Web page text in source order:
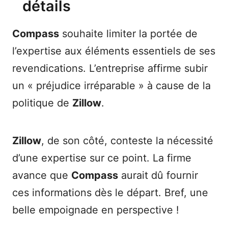
détails
Compass souhaite limiter la portée de
l’expertise aux éléments essentiels de ses
revendications. L’entreprise affirme subir
un « préjudice irréparable » à cause de la
politique de Zillow.
Zillow, de son côté, conteste la nécessité
d’une expertise sur ce point. La firme
avance que Compass aurait dû fournir
ces informations dès le départ. Bref, une
belle empoignade en perspective !